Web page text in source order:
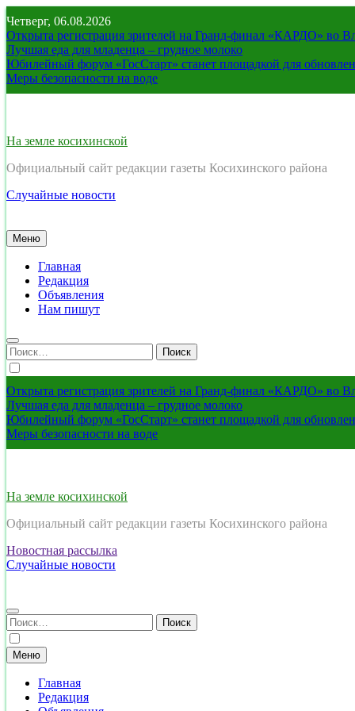
Перейти
к
содержимому
Четверг, 06.08.2026
Открыта регистрация зрителей на Гранд-финал «КАРДО» во
Лучшая еда для младенца – грудное молоко
Юбилейный форум «ГосСтарт» станет площадкой для
Меры безопасности на воде
На земле косихинской
Официальный сайт редакции газеты Косихинского района
Случайные новости
Меню
Главная
Редакция
Объявления
Нам пишут
Найти:
Открыта регистрация зрителей на Гранд-финал «КАРДО» во
Лучшая еда для младенца – грудное молоко
Юбилейный форум «ГосСтарт» станет площадкой для
Меры безопасности на воде
На земле косихинской
Официальный сайт редакции газеты Косихинского района
Новостная рассылка
Случайные новости
Найти:
Меню
Главная
Редакция